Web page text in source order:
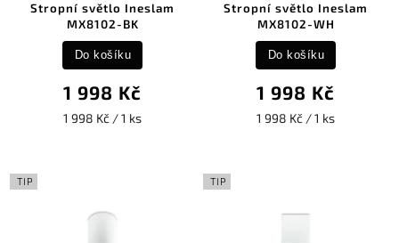
Stropní světlo Ineslam
MX8102-BK
1 998 Kč
1 998 Kč / 1 ks
Do košíku
Stropní světlo Ineslam
MX8102-WH
1 998 Kč
1 998 Kč / 1 ks
Do košíku
TIP TIP